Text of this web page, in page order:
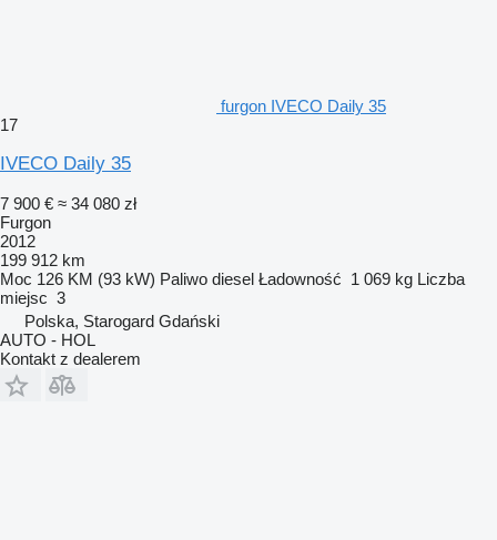
furgon IVECO Daily 35
17
IVECO Daily 35
7 900 € ≈ 34 080 zł
Furgon
2012
199 912 km
Moc 126 KM (93 kW) Paliwo diesel Ładowność 1 069 kg Liczba
miejsc 3
Polska, Starogard Gdański
AUTO - HOL
Kontakt z dealerem